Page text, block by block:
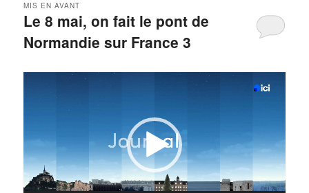
Le 8 mai, on fait le pont de
Normandie sur France 3
MIS EN AVANT